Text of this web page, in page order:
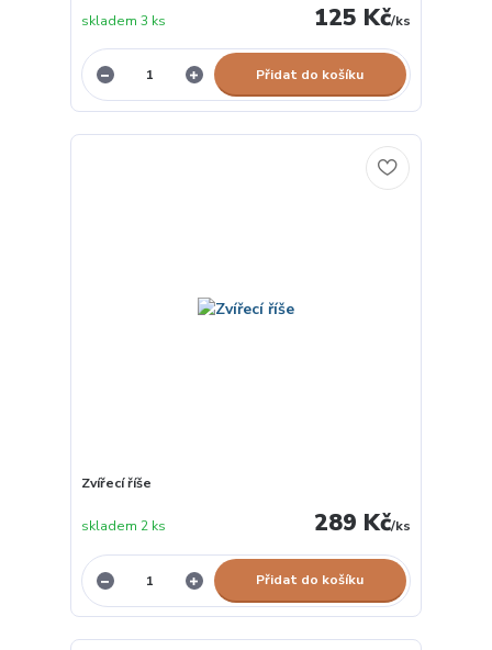
125 Kč/ks
skladem 3 ks
Přidat do košíku
Zvířecí říše
289 Kč/ks
skladem 2 ks
Přidat do košíku